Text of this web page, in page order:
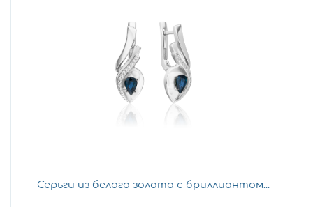
Серьги из белого золота с бриллиантом...